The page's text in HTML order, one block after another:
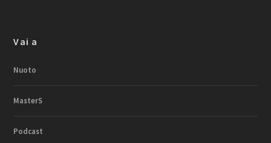
Vai a
Nuoto
MasterS
Podcast